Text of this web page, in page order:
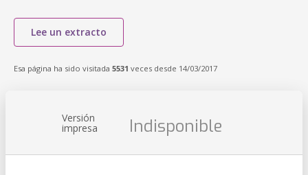
Lee un extracto
Esa página ha sido visitada 5531 veces desde 14/03/2017
Versión
impresa Indisponible